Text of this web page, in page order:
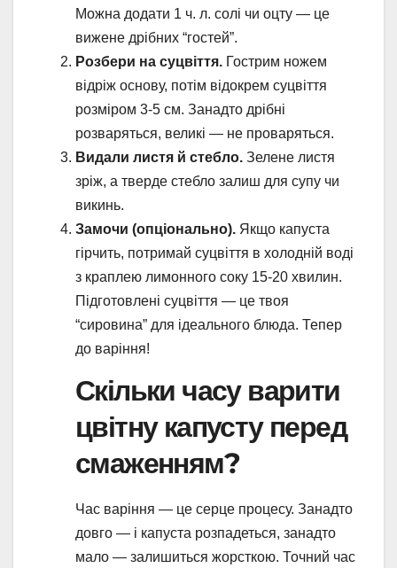
Можна додати 1 ч. л. солі чи оцту — це
вижене дрібних “гостей”.
Розбери на суцвіття. Гострим ножем
відріж основу, потім відокрем суцвіття
розміром 3-5 см. Занадто дрібні
розваряться, великі — не проваряться.
Видали листя й стебло. Зелене листя
зріж, а тверде стебло залиш для супу чи
викинь.
Замочи (опціонально). Якщо капуста
гірчить, потримай суцвіття в холодній воді
з краплею лимонного соку 15-20 хвилин.
Підготовлені суцвіття — це твоя
“сировина” для ідеального блюда. Тепер
до варіння!
Скільки часу варити
цвітну капусту перед
смаженням?
Час варіння — це серце процесу. Занадто
довго — і капуста розпадеться, занадто
мало — залишиться жорсткою. Точний час